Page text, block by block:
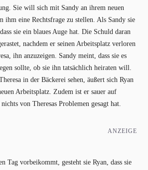
Sie will sich mit Sandy an ihrem neuen
ihm eine Rechtsfrage zu stellen. Als Sandy sie
sie ein blaues Auge hat. Die Schuld daran
nachdem er seinen Arbeitsplatz verloren
ihn anzuzeigen. Sandy meint, dass sie es
sollte, ob sie ihn tatsächlich heiraten will.
in der Bäckerei sehen, äußert sich Ryan
Arbeitsplatz. Zudem ist er sauer auf
von Theresas Problemen gesagt hat.
ANZEIGE
Tag vorbeikommt, gesteht sie Ryan, dass sie